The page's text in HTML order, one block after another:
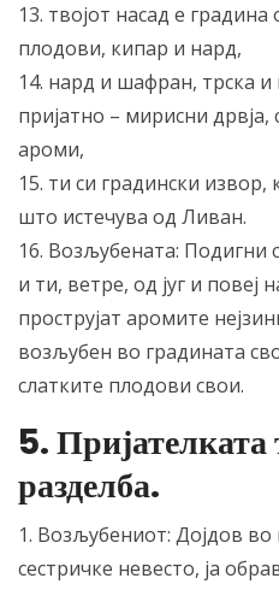
13. твојот насад е градина
плодови, кипар и нард,
14. нард и шафран, трска и
пријатно – мирисни дрвја,
ароми,
15. ти си градински
што истечува од Ливан.
16. Возљубената: Подигни
и ти, ветре, од југ и повеј
прострујат аромите
возљубен во градината
слатките плодови свои.
5. Пријателката
разделба.
1. Возљубениот: Дојдов во
сестричке невесто, ја